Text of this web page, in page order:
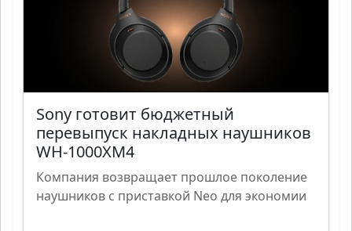
Sony готовит бюджетный
перевыпуск накладных наушников
WH-1000XM4
Компания возвращает прошлое поколение
наушников с приставкой Neo для экономии